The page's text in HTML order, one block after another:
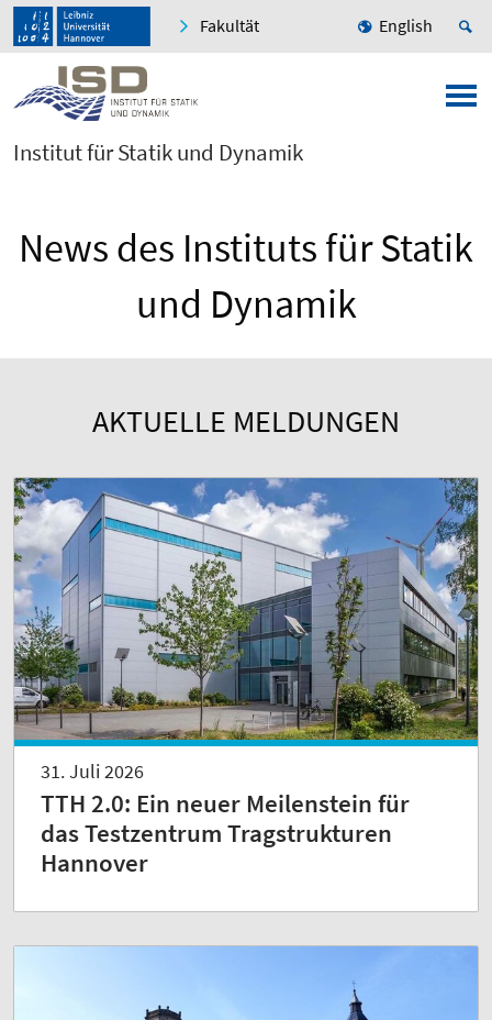
Fakultät English
Institut für Statik und Dynamik
News des Instituts für Statik
und Dynamik
AKTUELLE MELDUNGEN
31. Juli 2026
TTH 2.0: Ein neuer Meilenstein für
das Testzentrum Tragstrukturen
Hannover